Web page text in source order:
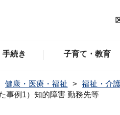
手続き 子育て・教育
健康・医療・福祉 福祉・介
事例1）知的障害 勤務先等